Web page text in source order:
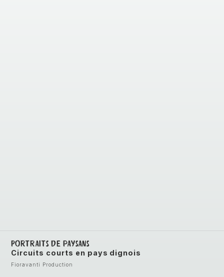
Portraits de paysans
Circuits courts en pays dignois
Fioravanti Production